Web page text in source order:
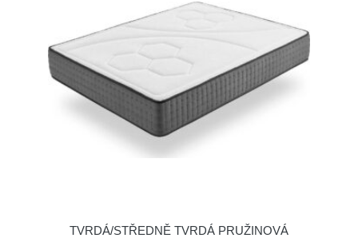
TVRDÁ/STŘEDNĚ TVRDÁ PRUŽINOVÁ